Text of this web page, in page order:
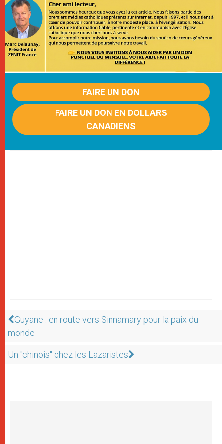
FAIRE UN DON
FAIRE UN DON EN DOLLARS
CANADIENS
Guyane : en route vers Sinnamary pour la paix du
monde
Un "chinois" chez les Lazaristes